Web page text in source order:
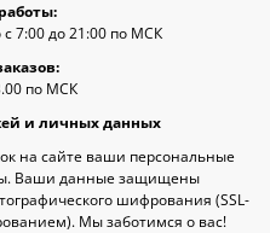
7:00 до 21:00 по МСК
по МСК
и личных данных
на сайте ваши персональные
Ваши данные защищены
шифрования (SSL-
Мы заботимся о вас!